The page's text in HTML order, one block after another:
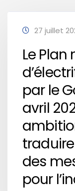
27 juillet
Le
par le
avril
des
pour